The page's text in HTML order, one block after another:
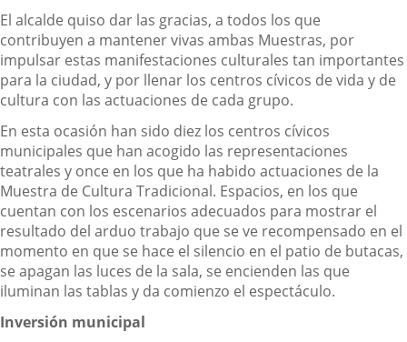
El alcalde quiso dar las gracias, a todos los que
contribuyen a mantener vivas ambas Muestras, por
impulsar estas manifestaciones culturales tan importantes
para la ciudad, y por llenar los centros cívicos de vida y de
cultura con las actuaciones de cada grupo.
En esta ocasión han sido diez los centros cívicos
municipales que han acogido las representaciones
teatrales y once en los que ha habido actuaciones de la
Muestra de Cultura Tradicional. Espacios, en los que
cuentan con los escenarios adecuados para mostrar el
resultado del arduo trabajo que se ve recompensado en el
momento en que se hace el silencio en el patio de butacas,
se apagan las luces de la sala, se encienden las que
iluminan las tablas y da comienzo el espectáculo.
Inversión municipal